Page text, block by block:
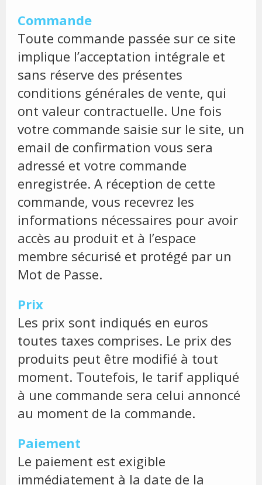
Commande
Toute commande passée sur ce site
implique l’acceptation intégrale et
sans réserve des présentes
conditions générales de vente, qui
ont valeur contractuelle. Une fois
votre commande saisie sur le site, un
email de confirmation vous sera
adressé et votre commande
enregistrée. A réception de cette
commande, vous recevrez les
informations nécessaires pour avoir
accès au produit et à l’espace
membre sécurisé et protégé par un
Mot de Passe.
Prix
Les prix sont indiqués en euros
toutes taxes comprises. Le prix des
produits peut être modifié à tout
moment. Toutefois, le tarif appliqué
à une commande sera celui annoncé
au moment de la commande.
Paiement
Le paiement est exigible
immédiatement à la date de la